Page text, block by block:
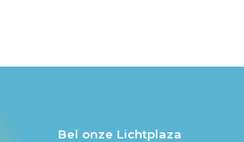
Bel onze Lichtplaza